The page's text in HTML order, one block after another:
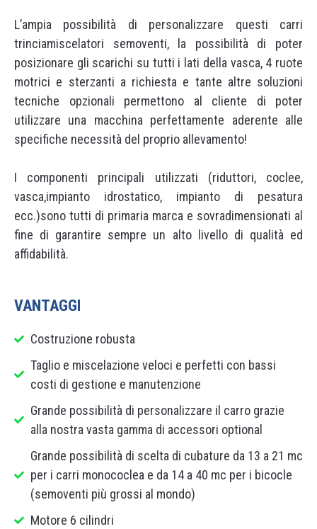
L’ampia possibilità di personalizzare questi carri
trinciamiscelatori semoventi, la possibilità di poter
posizionare gli scarichi su tutti i lati della vasca, 4 ruote
motrici e sterzanti a richiesta e tante altre soluzioni
tecniche opzionali permettono al cliente di poter
utilizzare una macchina perfettamente aderente alle
specifiche necessità del proprio allevamento!
I componenti principali utilizzati (riduttori, coclee,
vasca,impianto idrostatico, impianto di pesatura
ecc.)sono tutti di primaria marca e sovradimensionati al
fine di garantire sempre un alto livello di qualità ed
affidabilità.
VANTAGGI
Costruzione robusta
Taglio e miscelazione veloci e perfetti con bassi
costi di gestione e manutenzione
Grande possibilità di personalizzare il carro grazie
alla nostra vasta gamma di accessori optional
Grande possibilità di scelta di cubature da 13 a 21 mc
per i carri monococlea e da 14 a 40 mc per i bicocle
(semoventi più grossi al mondo)
Motore 6 cilindri